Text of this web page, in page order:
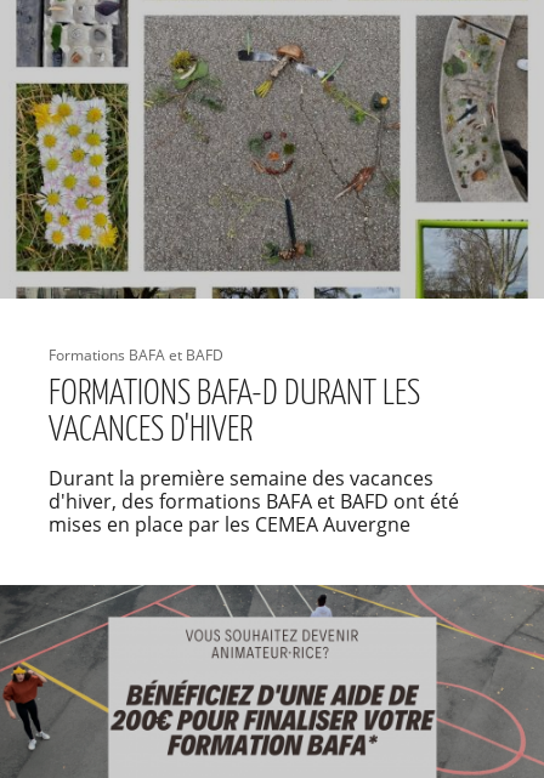
Formations BAFA et BAFD
FORMATIONS BAFA-D DURANT LES
VACANCES D'HIVER
Durant la première semaine des vacances
d'hiver, des formations BAFA et BAFD ont été
mises en place par les CEMEA Auvergne